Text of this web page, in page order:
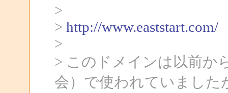
>
> http://www.eaststart.com/
>
> このドメインは以前か
会）で使われていまし